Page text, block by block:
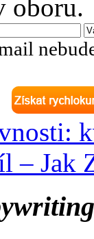
oboru.
– Jak